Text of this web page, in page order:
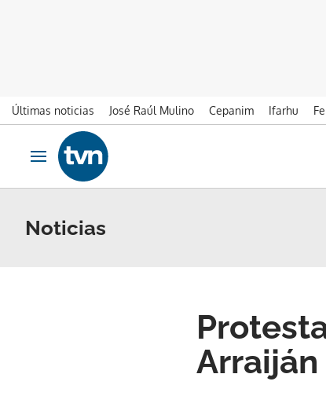
Últimas noticias José Raúl Mulino Cepanim Ifarhu
Ir al contenido
Obrir navegació
Noticias
Arraiján